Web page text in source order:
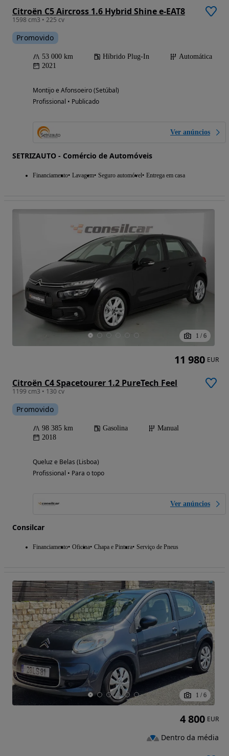
Citroën C5 Aircross 1.6 Hybrid Shine e-EAT8
1598 cm3 • 225 cv
Promovido
53 000 km Híbrido Plug-In
Automática
2021
Montijo e Afonsoeiro (Setúbal)
Profissional • Publicado
Ver anúncios
SETRIZAUTO - Comércio de Automóveis
Financiamento Lavagem Seguro automóvel Entrega em casa
1 / 6
Citroën C4 Spacetourer 1.2 PureTech Feel
1199 cm3 • 130 cv
Promovido
98 385 km Gasolina
Manual
2018
Queluz e Belas (Lisboa)
Profissional • Para o topo
Ver anúncios
Consilcar
Financiamento Oficina Chapa e Pintura Serviço de Pneus
11 980 EUR
1 / 6
4 800 EUR
Dentro da média